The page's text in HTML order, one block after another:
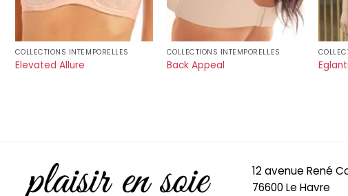
COLLECTIONS INTEMPORELLES
Elevated Allure
COLLECTIONS INTEMPORELLES
Back Appeal
12 avenue René
76600 Le Havre